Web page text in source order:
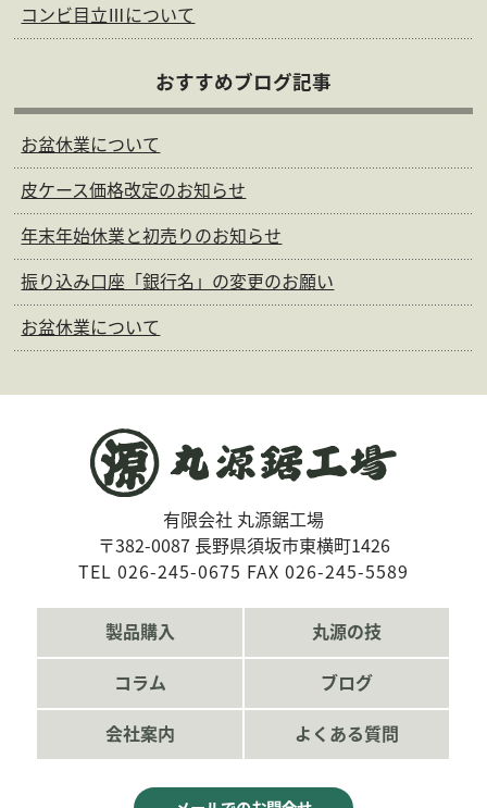
コンビ目立Ⅲについて
おすすめブログ記事
お盆休業について
皮ケース価格改定のお知らせ
年末年始休業と初売りのお知らせ
振り込み口座「銀行名」の変更のお願い
お盆休業について
有限会社 丸源鋸工場
〒382-0087 長野県須坂市東横町1426
TEL 026-245-0675 FAX 026-245-5589
製品購入
丸源の技
コラム
ブログ
会社案内
よくある質問